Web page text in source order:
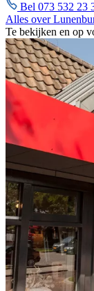
Bel 073 532 23
Alles over
Te bekijken en op